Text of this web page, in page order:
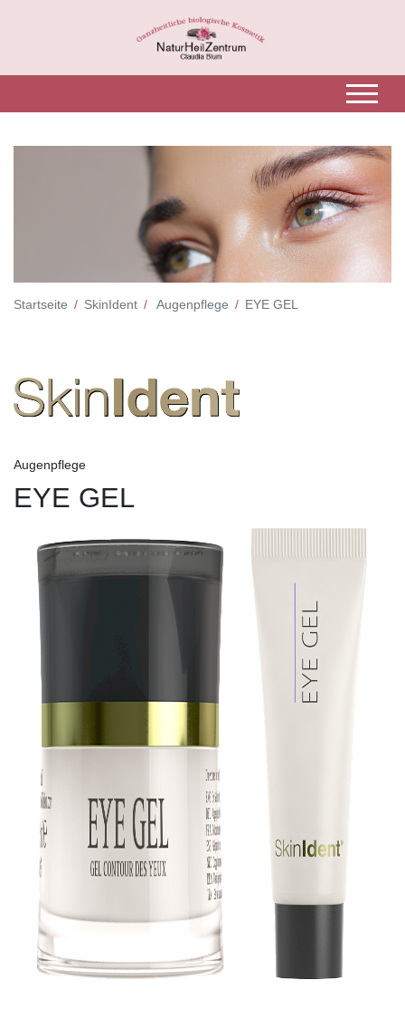
Startseite SkinIdent Augenpflege EYE GEL
Augenpflege
EYE GEL